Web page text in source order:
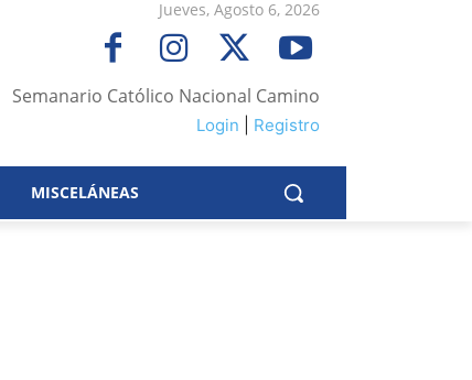
Jueves, Agosto 6, 2026
Semanario Católico Nacional Camino
Login Registro
MISCELÁNEAS